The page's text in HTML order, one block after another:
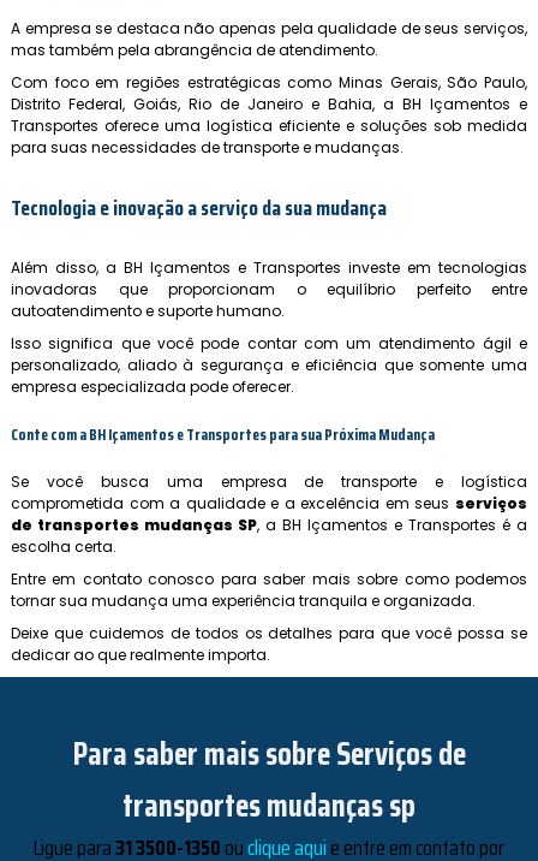
A empresa se destaca não apenas pela qualidade de seus serviços,
mas também pela abrangência de atendimento.
Com foco em regiões estratégicas como Minas Gerais, São Paulo,
Distrito Federal, Goiás, Rio de Janeiro e Bahia, a BH Içamentos e
Transportes oferece uma logística eficiente e soluções sob medida
para suas necessidades de transporte e mudanças.
Tecnologia e inovação a serviço da sua mudança
Além disso, a BH Içamentos e Transportes investe em tecnologias
inovadoras que proporcionam o equilíbrio perfeito entre
autoatendimento e suporte humano.
Isso significa que você pode contar com um atendimento ágil e
personalizado, aliado à segurança e eficiência que somente uma
empresa especializada pode oferecer.
Conte com a BH Içamentos e Transportes para sua Próxima Mudança
Se você busca uma empresa de transporte e logística
comprometida com a qualidade e a excelência em seus serviços
de transportes mudanças SP, a BH Içamentos e Transportes é a
escolha certa.
Entre em contato conosco para saber mais sobre como podemos
tornar sua mudança uma experiência tranquila e organizada.
Deixe que cuidemos de todos os detalhes para que você possa se
dedicar ao que realmente importa.
Para saber mais sobre Serviços de
transportes mudanças sp
Ligue para31 3500-1350ouclique aquie entre em contato por